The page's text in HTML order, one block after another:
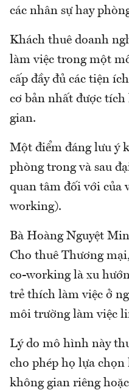
các nhân sự hay
Khách thuê doanh
làm việc trong một
cấp đầy đủ các tiện
cơ bản nhất được
gian.
Một điểm đáng lưu ý
phòng trong và sau
quan tâm đối với của
working).
Bà Hoàng Nguyệt
Cho thuê Thương
co-working là xu
trẻ thích làm việc ở
môi trường làm việc
Lý do mô hình này
cho phép họ lựa
không gian riêng